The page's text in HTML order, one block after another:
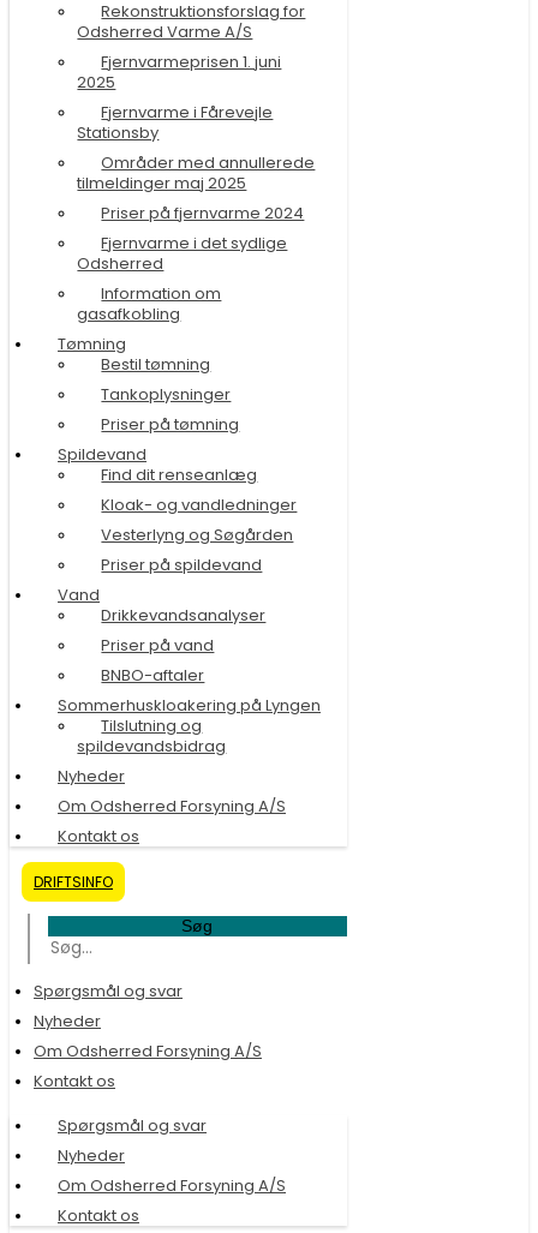
Rekonstruktionsforslag for
Odsherred Varme A/S
Fjernvarmeprisen 1. juni
2025
Fjernvarme i Fårevejle
Stationsby
Områder med annullerede
tilmeldinger maj 2025
Priser på fjernvarme 2024
Fjernvarme i det sydlige
Odsherred
Information om
gasafkobling
Tømning
Bestil tømning
Tankoplysninger
Priser på tømning
Spildevand
Find dit renseanlæg
Kloak- og vandledninger
Vesterlyng og Søgården
Priser på spildevand
Vand
Drikkevandsanalyser
Priser på vand
BNBO-aftaler
Sommerhuskloakering på Lyngen
Tilslutning og
spildevandsbidrag
Nyheder
Om Odsherred Forsyning A/S
Kontakt os
DRIFTSINFO
Søg
Spørgsmål og svar
Nyheder
Om Odsherred Forsyning A/S
Kontakt os
Spørgsmål og svar
Nyheder
Om Odsherred Forsyning A/S
Kontakt os